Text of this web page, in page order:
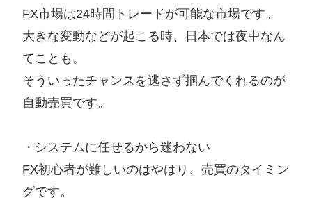
FX市場は24時間トレードが可能な市場です。
大きな変動などが起こる時、日本では夜中なん
てことも。
そういったチャンスを逃さず掴んでくれるのが
自動売買です。
・システムに任せるから迷わない
FX初心者が難しいのはやはり、売買のタイミン
グです。